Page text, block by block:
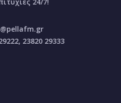
23820 29333